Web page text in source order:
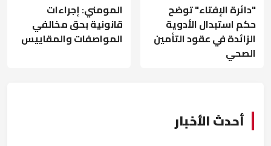
"دائرة الإفتاء" توضح
حكم استبدال الأدوية
الزائدة في عقود التأمين
الصحي
المومني: إجراءات
قانونية بحق مخالفي
المواصفات والمقاييس
أحدث الأخبار